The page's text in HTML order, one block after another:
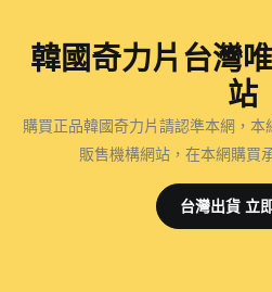
韓國奇力片台灣
站
購買正品韓國奇力片請認準本網，
販售機構網站，在本網購買
台灣出貨 立